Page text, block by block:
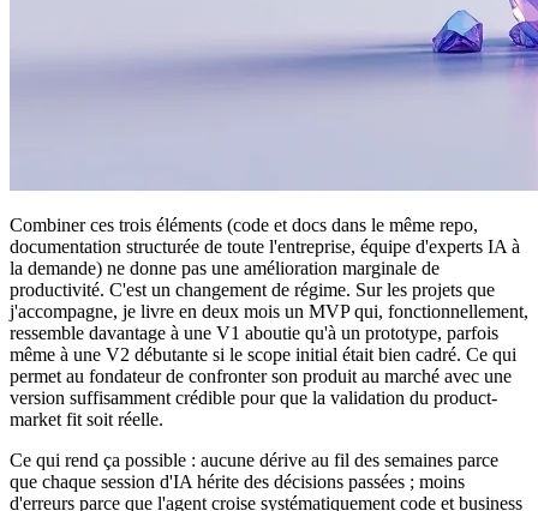
Combiner ces trois éléments (code et docs dans le même repo,
documentation structurée de toute l'entreprise, équipe d'experts IA à
la demande) ne donne pas une amélioration marginale de
productivité. C'est un changement de régime. Sur les projets que
j'accompagne, je livre en deux mois un MVP qui, fonctionnellement,
ressemble davantage à une V1 aboutie qu'à un prototype, parfois
même à une V2 débutante si le scope initial était bien cadré. Ce qui
permet au fondateur de confronter son produit au marché avec une
version suffisamment crédible pour que la validation du product-
market fit soit réelle.
Ce qui rend ça possible : aucune dérive au fil des semaines parce
que chaque session d'IA hérite des décisions passées ; moins
d'erreurs parce que l'agent croise systématiquement code et business